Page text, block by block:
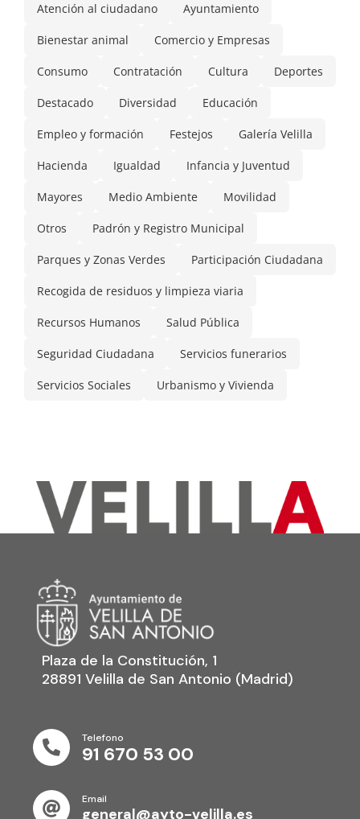
Atención al ciudadano Ayuntamiento
Bienestar animal Comercio y Empresas
Consumo Contratación Cultura Deportes
Destacado Diversidad Educación
Empleo y formación Festejos Galería Velilla
Hacienda Igualdad Infancia y Juventud
Mayores Medio Ambiente Movilidad
Otros Padrón y Registro Municipal
Parques y Zonas Verdes Participación Ciudadana
Recogida de residuos y limpieza viaria
Recursos Humanos Salud Pública
Seguridad Ciudadana Servicios funerarios
Servicios Sociales Urbanismo y Vivienda
Plaza de la Constitución, 1
28891 Velilla de San Antonio (Madrid)

Telefono
91 670 53 00

Email
general@ayto-velilla.es